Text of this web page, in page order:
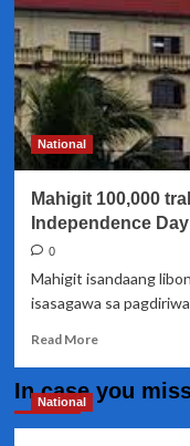
mga
empleyado
ng
Manila
City
Hall
National
Mahigit 100,000
Independence
0
Mahigit isandaang
isasagawa sa
Read MoreRead
Mahigit
In case you
National